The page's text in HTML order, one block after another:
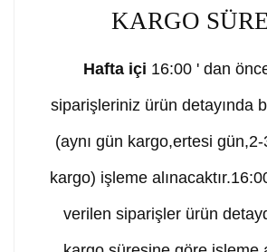
KARGO
Hafta içi 16:00 ' dan
siparişleriniz ürün detayında
(aynı gün kargo,ertesi
kargo) işleme
verilen siparişler ürün